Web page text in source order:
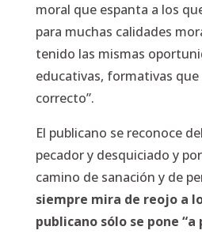
moral que espanta a los
para muchas calidades
tenido las mismas
educativas, formativas
correcto”.
El publicano se reconoce
pecador y desquiciado y
camino de sanación y de
siempre mira de reojo a
publicano sólo se pone